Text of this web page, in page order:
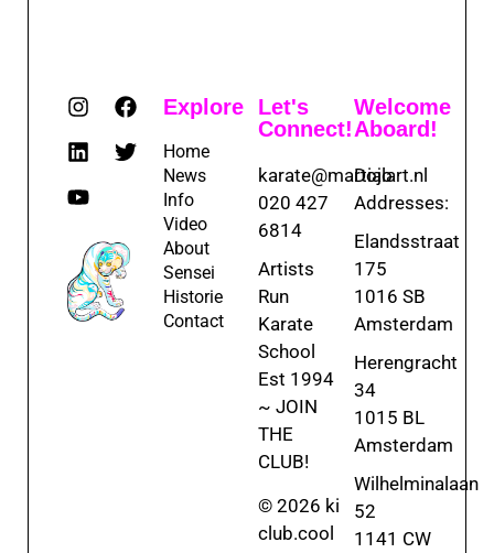
Explore
Home
News
Info
Video
About
Sensei
Historie
Contact
Let's
Connect!
karate@martialart.nl
020 427
6814
Artists
Run
Karate
School
Est 1994
~ JOIN
THE
CLUB!
© 2026 ki
club.cool
Welcome
Aboard!
Dojo
Addresses:
Elandsstraat
175
1016 SB
Amsterdam
Herengracht
34
1015 BL
Amsterdam
Wilhelminalaan
52
1141 CW